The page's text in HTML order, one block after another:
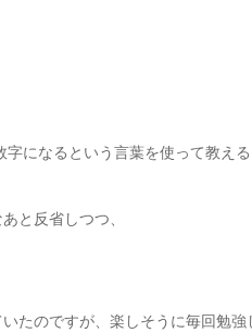
になるという言葉を使って教える
と反省しつつ、
たのですが、楽しそうに毎回勉